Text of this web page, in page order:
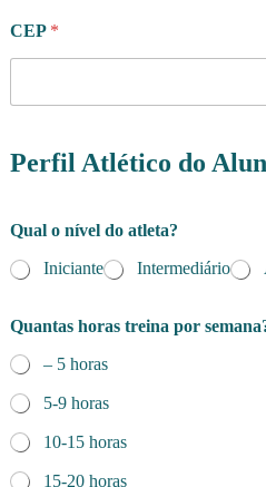
CEP *
Perfil Atlético do
Qual o nível do atleta?
Iniciante
Intermediário
Quantas horas treina por
– 5 horas
5-9 horas
10-15 horas
15-20 horas